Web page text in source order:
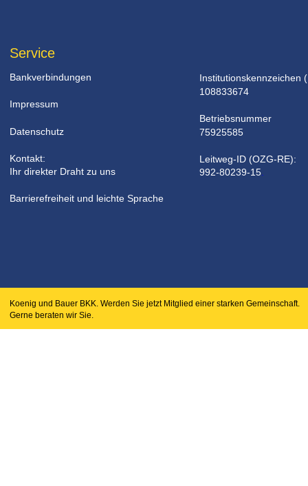
Service
Bankverbindungen
Impressum
Datenschutz
Kontakt:
Ihr direkter Draht zu uns
Barrierefreiheit und leichte Sprache
Koenig und Bauer BKK. Werden Sie jetzt Mitglied einer starken Gemeinschaft.
Gerne beraten wir Sie.
Institutionskennzeichen
108833674
Betriebsnummer
75925585
Leitweg-ID (OZG-RE):
992-80239-15